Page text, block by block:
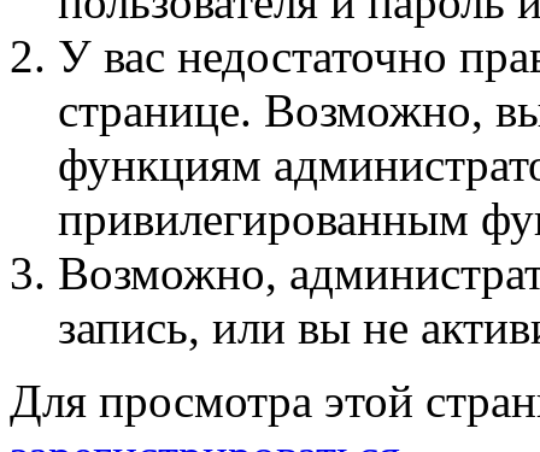
У вас недостаточно
странице. Возможно,
функциям
привилегированным
Возможно,
запись, или вы не
Для просмотра этой